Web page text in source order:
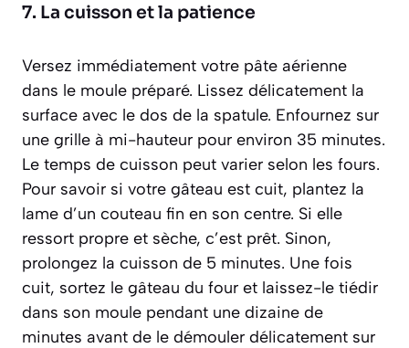
7. La cuisson et la patience
Versez immédiatement votre pâte aérienne
dans le moule préparé. Lissez délicatement la
surface avec le dos de la spatule. Enfournez sur
une grille à mi-hauteur pour environ 35 minutes.
Le temps de cuisson peut varier selon les fours.
Pour savoir si votre gâteau est cuit, plantez la
lame d’un couteau fin en son centre. Si elle
ressort propre et sèche, c’est prêt. Sinon,
prolongez la cuisson de 5 minutes. Une fois
cuit, sortez le gâteau du four et laissez-le tiédir
dans son moule pendant une dizaine de
minutes avant de le démouler délicatement sur